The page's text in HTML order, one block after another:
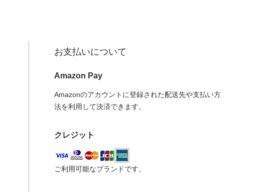
お支払いについて
Amazon Pay
Amazonのアカウントに登録された配送先や支払い方
法を利用して決済できます。
クレジット
ご利用可能なブランドです。